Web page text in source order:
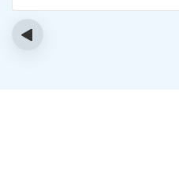
наркотикам. Пошел на
‹